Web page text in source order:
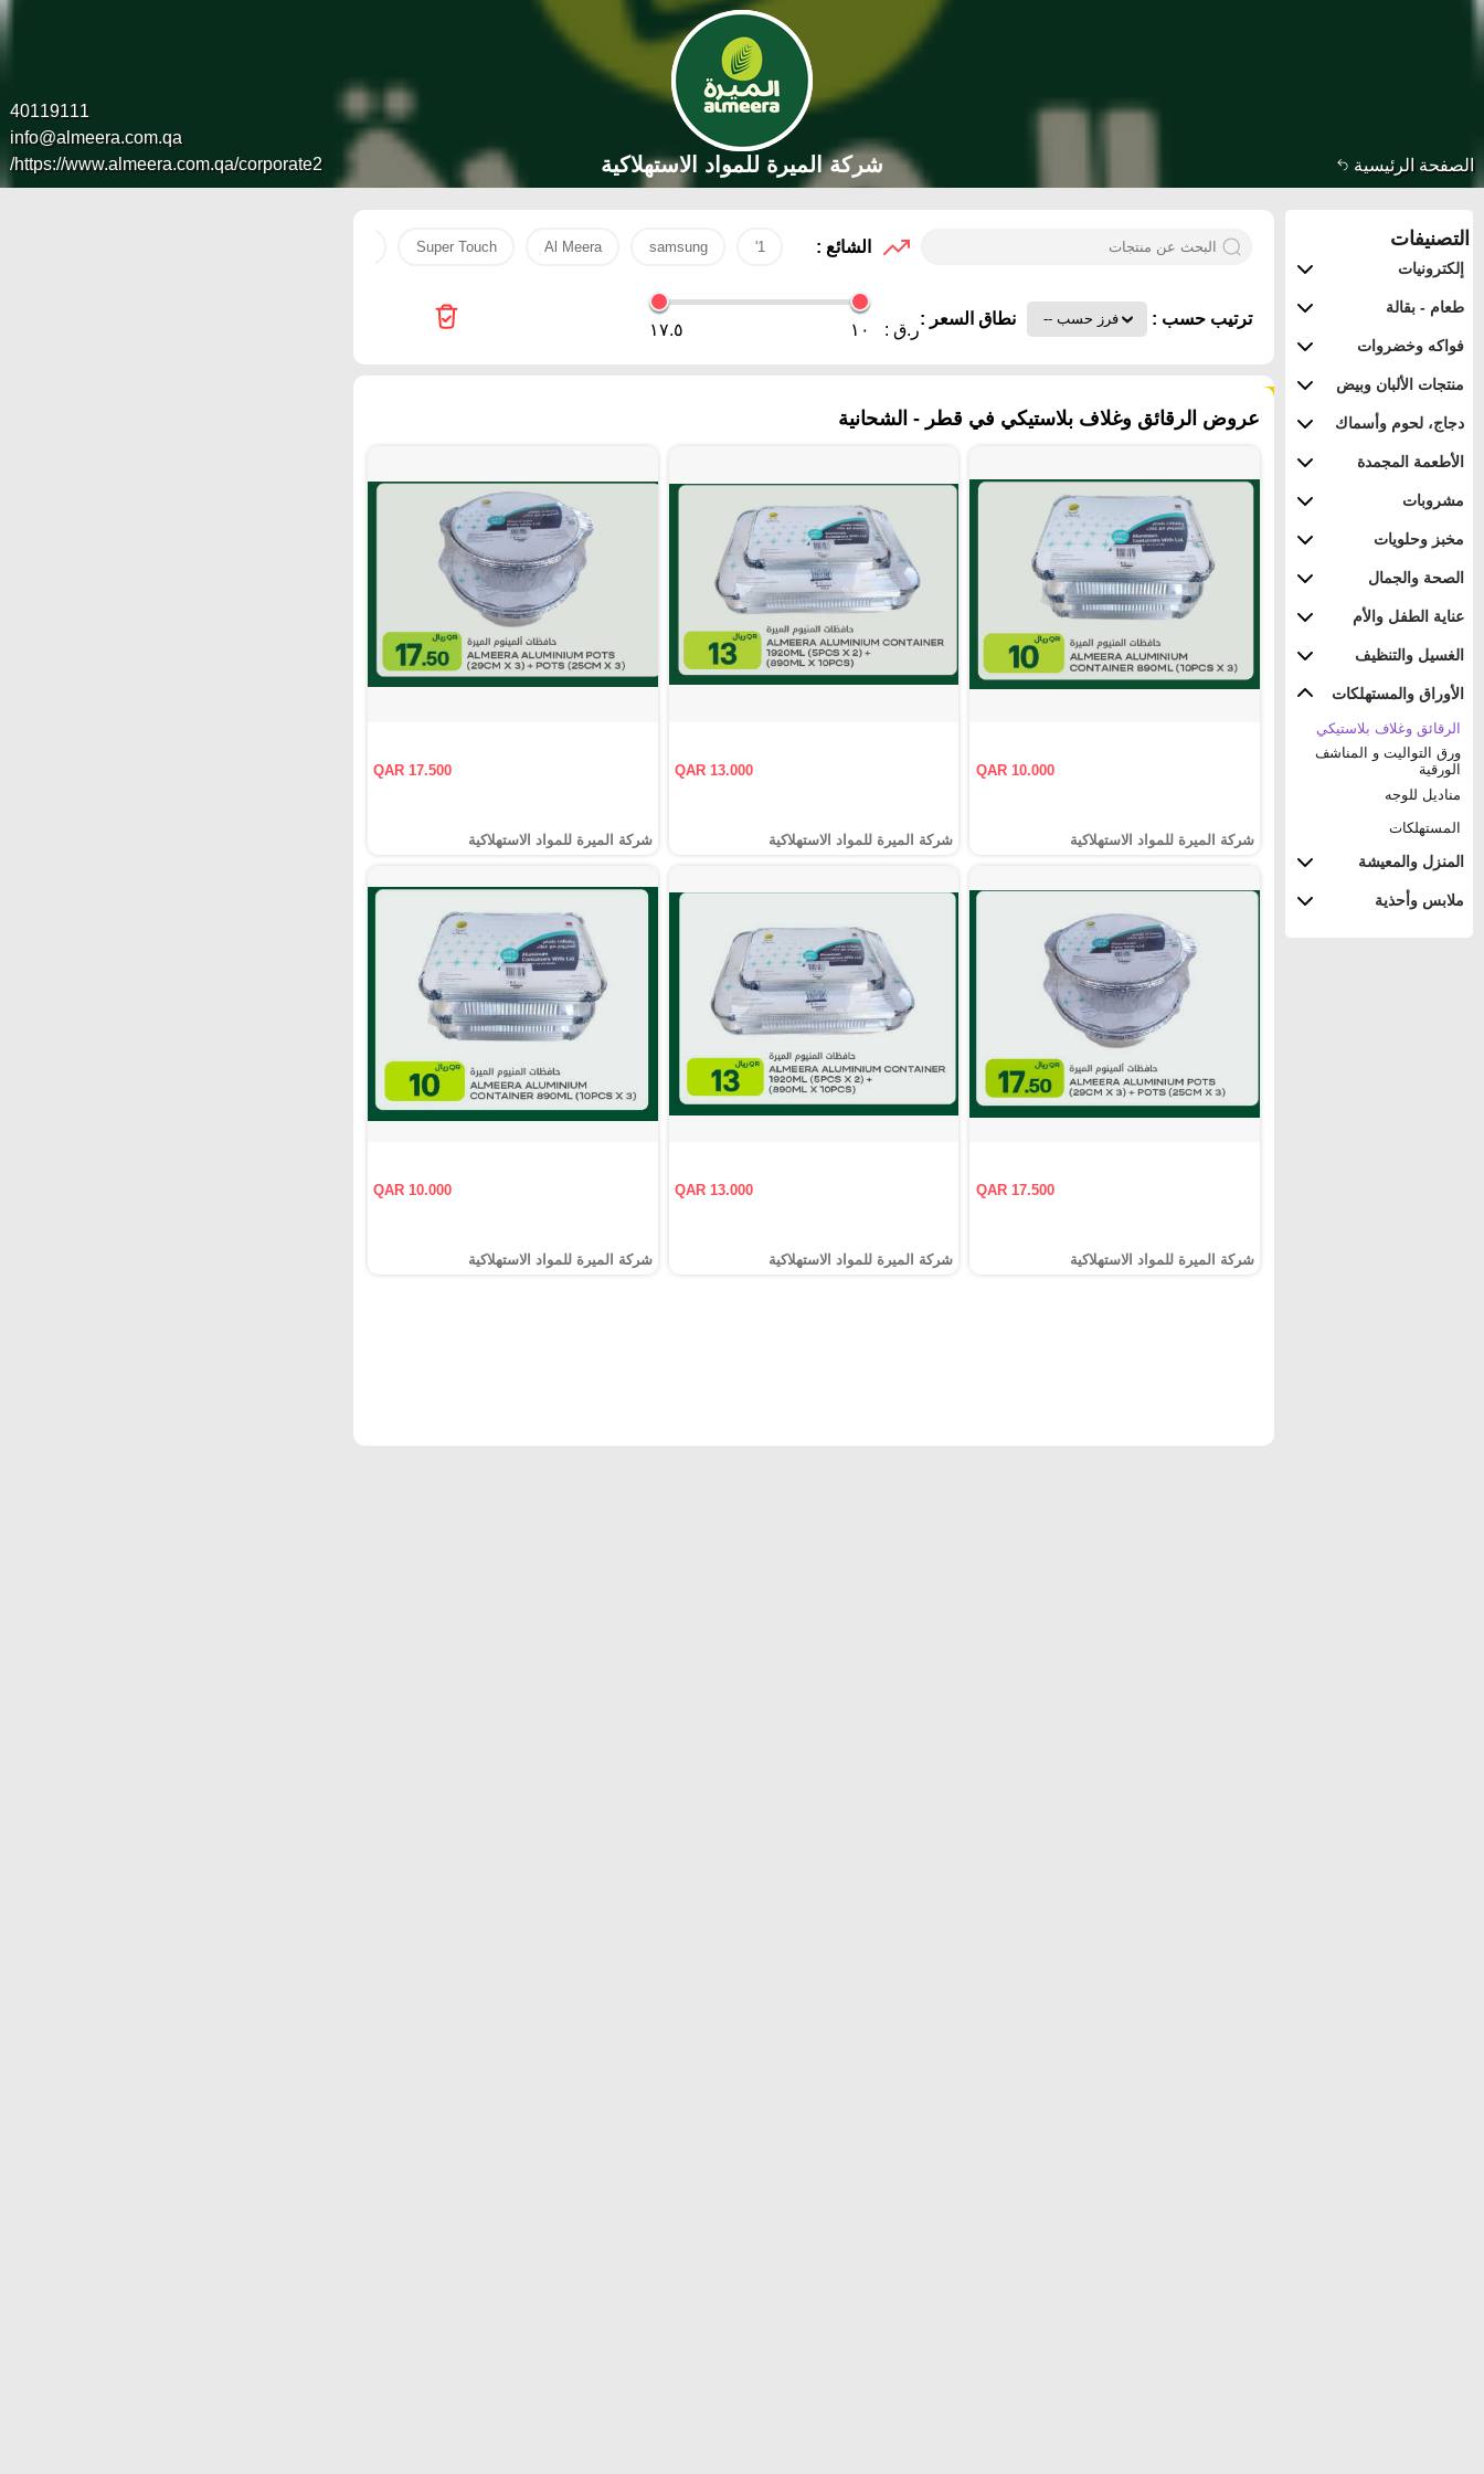
الصفحة الرئيسية
40119111
info@almeera.com.qa
https://www.almeera.com.qa/corporate2/
شركة الميرة للمواد الاستهلاكية
التصنيفات
إلكترونيات
طعام - بقالة
فواكه وخضروات
منتجات الألبان وبيض
دجاج، لحوم وأسماك
الأطعمة المجمدة
مشروبات
مخبز وحلويات
الصحة والجمال
عناية الطفل والأم
الغسيل والتنظيف
الأوراق والمستهلكات
الرقائق وغلاف بلاستيكي
ورق التواليت و المناشف
الورقية
مناديل للوجه
المستهلكات
المنزل والمعيشة
ملابس وأحذية
الشائع : 1'
samsung
Al Meera
Super Touch
ترتيب حسب : نطاق السعر :
ر.ق : ١٠ ١٧.٥
عروض الرقائق وغلاف بلاستيكي في قطر - الشحانية
QAR 10.000
شركة الميرة للمواد الاستهلاكية
QAR 13.000
شركة الميرة للمواد الاستهلاكية
QAR 17.500
شركة الميرة للمواد الاستهلاكية
QAR 17.500
شركة الميرة للمواد الاستهلاكية
QAR 13.000
شركة الميرة للمواد الاستهلاكية
QAR 10.000
شركة الميرة للمواد الاستهلاكية